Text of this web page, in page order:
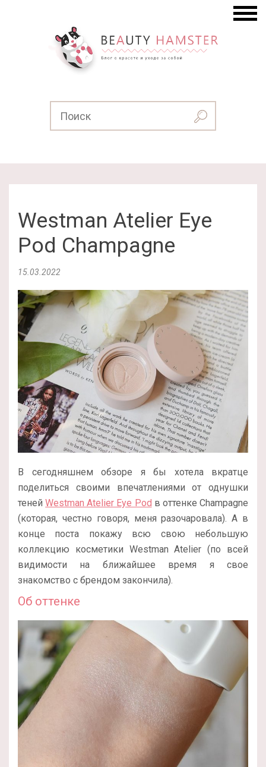
Westman Atelier Eye
Pod Champagne
15.03.2022
В сегодняшнем обзоре я бы хотела вкратце
поделиться своими впечатлениями от однушки
тенейWestman Atelier Eye Pod в оттенке Champagne
(которая, честно говоря, меня разочаровала). А в
конце поста покажу всю свою небольшую
коллекцию косметики Westman Atelier (по всей
видимости на ближайшее время я свое
знакомство с брендом закончила).
Об оттенке